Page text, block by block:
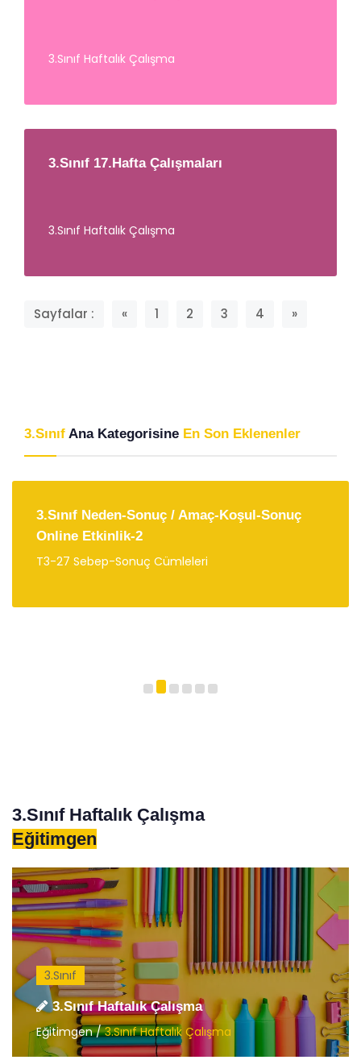
3.Sınıf Haftalık Çalışma
3.Sınıf 17.Hafta Çalışmaları
3.Sınıf Haftalık Çalışma
Sayfalar : « 1 2 3 4 »
3.Sınıf Ana Kategorisine En Son Eklenenler
3.Sınıf Neden-Sonuç / Amaç-Koşul-Sonuç
Online Etkinlik-2
T3-27 Sebep-Sonuç Cümleleri
3.Sınıf Haftalık Çalışma
Eğitimgen
3.Sınıf
3.Sınıf Haftalık Çalışma
Eğitimgen /3.Sınıf Haftalık Çalışma